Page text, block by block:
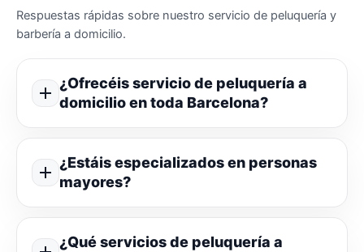
Respuestas rápidas sobre nuestro servicio de peluquería y
barbería a domicilio.
¿Ofrecéis servicio de peluquería a
domicilio en toda Barcelona?
¿Estáis especializados en personas
mayores?
¿Qué servicios de peluquería a